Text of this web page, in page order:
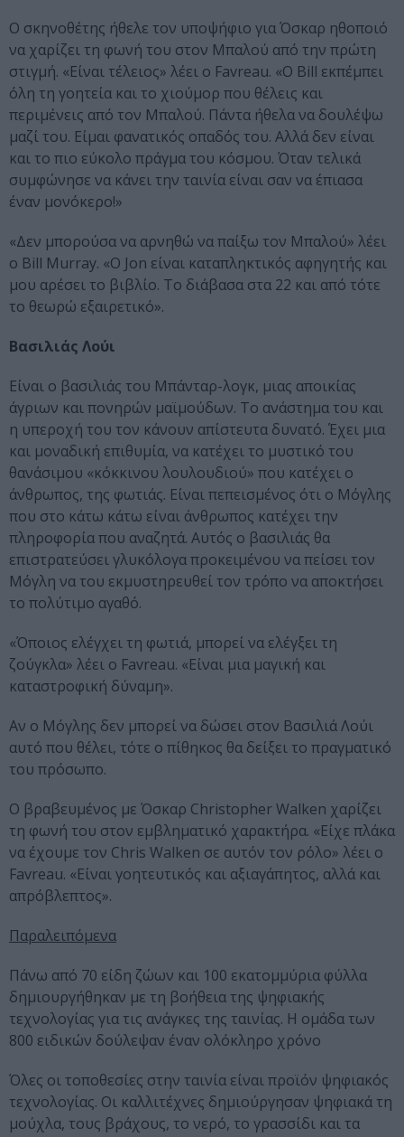
Ο σκηνοθέτης ήθελε τον υποψήφιο για Όσκαρ ηθοποιό
να χαρίζει τη φωνή του στον Μπαλού από την πρώτη
στιγμή. «Είναι τέλειος» λέει ο Favreau. «Ο Bill εκπέμπει
όλη τη γοητεία και το χιούμορ που θέλεις και
περιμένεις από τον Μπαλού. Πάντα ήθελα να δουλέψω
μαζί του. Είμαι φανατικός οπαδός του. Αλλά δεν είναι
και το πιο εύκολο πράγμα του κόσμου. Όταν τελικά
συμφώνησε να κάνει την ταινία είναι σαν να έπιασα
έναν μονόκερο!»
«Δεν μπορούσα να αρνηθώ να παίξω τον Μπαλού» λέει
ο Bill Murray. «Ο Jon είναι καταπληκτικός αφηγητής και
μου αρέσει το βιβλίο. Το διάβασα στα 22 και από τότε
το θεωρώ εξαιρετικό».
Βασιλιάς Λούι
Είναι ο βασιλιάς του Μπάνταρ-λογκ, μιας αποικίας
άγριων και πονηρών μαϊμούδων. Το ανάστημα του και
η υπεροχή του τον κάνουν απίστευτα δυνατό. Έχει μια
και μοναδική επιθυμία, να κατέχει το μυστικό του
θανάσιμου «κόκκινου λουλουδιού» που κατέχει ο
άνθρωπος, της φωτιάς. Είναι πεπεισμένος ότι ο Μόγλης
που στο κάτω κάτω είναι άνθρωπος κατέχει την
πληροφορία που αναζητά. Αυτός ο βασιλιάς θα
επιστρατεύσει γλυκόλογα προκειμένου να πείσει τον
Μόγλη να του εκμυστηρευθεί τον τρόπο να αποκτήσει
το πολύτιμο αγαθό.
«Όποιος ελέγχει τη φωτιά, μπορεί να ελέγξει τη
ζούγκλα» λέει ο Favreau. «Είναι μια μαγική και
καταστροφική δύναμη».
Αν ο Μόγλης δεν μπορεί να δώσει στον Βασιλιά Λούι
αυτό που θέλει, τότε ο πίθηκος θα δείξει το πραγματικό
του πρόσωπο.
Ο βραβευμένος με Όσκαρ Christopher Walken χαρίζει
τη φωνή του στον εμβληματικό χαρακτήρα. «Είχε πλάκα
να έχουμε τον Chris Walken σε αυτόν τον ρόλο» λέει ο
Favreau. «Είναι γοητευτικός και αξιαγάπητος, αλλά και
απρόβλεπτος».
Παραλειπόμενα
Πάνω από 70 είδη ζώων και 100 εκατομμύρια φύλλα
δημιουργήθηκαν με τη βοήθεια της ψηφιακής
τεχνολογίας για τις ανάγκες της ταινίας. Η ομάδα των
800 ειδικών δούλεψαν έναν ολόκληρο χρόνο
Όλες οι τοποθεσίες στην ταινία είναι προϊόν ψηφιακός
τεχνολογίας. Οι καλλιτέχνες δημιούργησαν ψηφιακά τη
μούχλα, τους βράχους, το νερό, το γρασσίδι και τα